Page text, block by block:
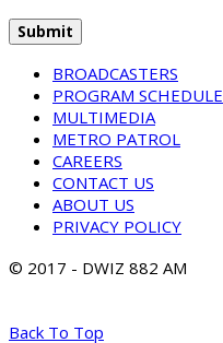
BROADCASTERS
PROGRAM SCHEDULE
MULTIMEDIA
METRO PATROL
CAREERS
CONTACT US
ABOUT US
PRIVACY POLICY
© 2017 - DWIZ 882 AM
Back To Top